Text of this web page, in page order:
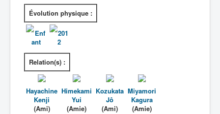
Évolution physique :
Enf
ant
201
2
Relation(s) :
Hayachine
Kenji
(Ami)
Himekami
Yui
(Amie)
Kozukata
Jô
(Ami)
Miyamori
Kagura
(Amie)